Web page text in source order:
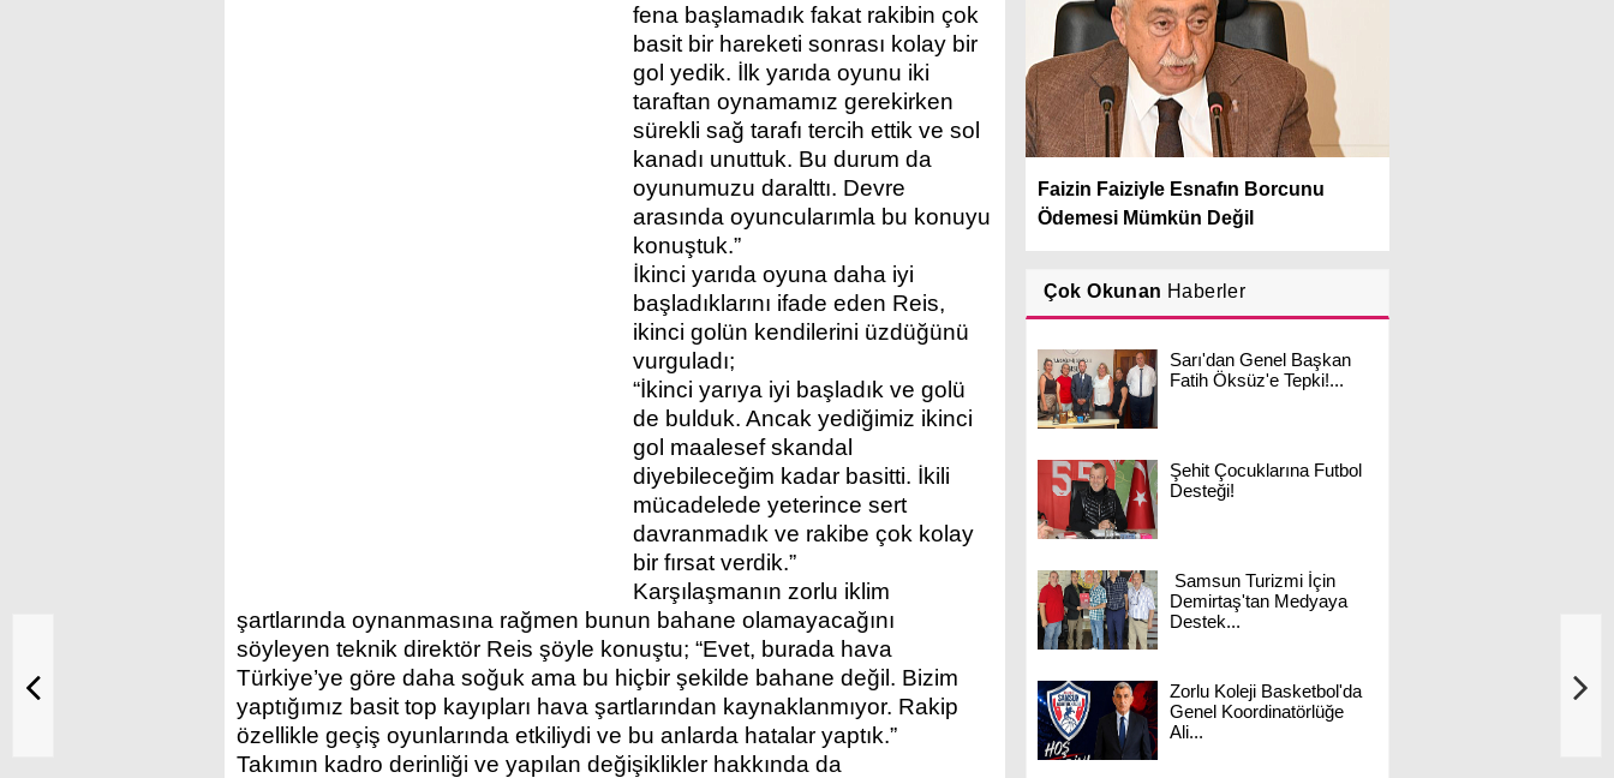
fena başlamadık fakat rakibin çok
basit bir hareketi sonrası kolay bir
gol yedik. İlk yarıda oyunu iki
taraftan oynamamız gerekirken
sürekli sağ tarafı tercih ettik ve sol
kanadı unuttuk. Bu durum da
oyunumuzu daralttı. Devre
arasında oyuncularımla bu konuyu
konuştuk.”
İkinci yarıda oyuna daha iyi
başladıklarını ifade eden Reis,
ikinci golün kendilerini üzdüğünü
vurguladı;
“İkinci yarıya iyi başladık ve golü
de bulduk. Ancak yediğimiz ikinci
gol maalesef skandal
diyebileceğim kadar basitti. İkili
mücadelede yeterince sert
davranmadık ve rakibe çok kolay
bir fırsat verdik.”
Karşılaşmanın zorlu iklim
şartlarında oynanmasına rağmen bunun bahane olamayacağını
söyleyen teknik direktör Reis şöyle konuştu; “Evet, burada hava
Türkiye’ye göre daha soğuk ama bu hiçbir şekilde bahane değil. Bizim
yaptığımız basit top kayıpları hava şartlarından kaynaklanmıyor. Rakip
özellikle geçiş oyunlarında etkiliydi ve bu anlarda hatalar yaptık.”
Takımın kadro derinliği ve yapılan değişiklikler hakkında da
Faizin Faiziyle Esnafın Borcunu
Ödemesi Mümkün Değil
Çok Okunan Haberler
Sarı'dan Genel Başkan
Fatih Öksüz'e Tepki!...
Şehit Çocuklarına Futbol
Desteği!
Samsun Turizmi İçin
Demirtaş'tan Medyaya
Destek...
Zorlu Koleji Basketbol'da
Genel Koordinatörlüğe
Ali...